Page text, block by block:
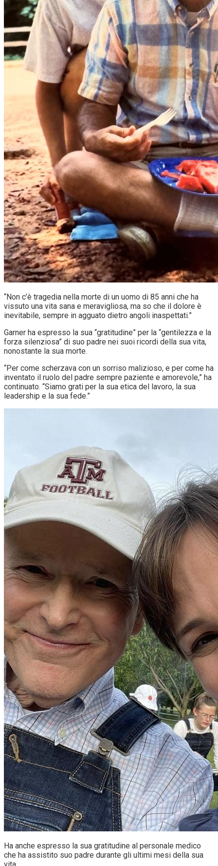
“Non c’è tragedia nella morte di un uomo di 85 anni che ha
vissuto una vita sana e meravigliosa, ma so che il dolore è
inevitabile, sempre in agguato dietro angoli inaspettati.”
Garner ha espresso la sua “gratitudine” per la “gentilezza e la
forza silenziosa” di suo padre nei suoi ricordi della sua vita,
nonostante la sua morte.
“Per come scherzava con un sorriso malizioso, e per come ha
inventato il ruolo del padre sempre paziente e amorevole,” ha
continuato. “Siamo grati per la sua etica del lavoro, la sua
leadership e la sua fede.”
Ha anche espresso la sua gratitudine al personale medico
che ha assistito suo padre durante gli ultimi mesi della sua